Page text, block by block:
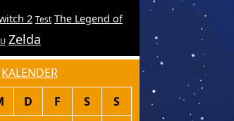
2 Test The Legend of
Zelda
KALENDER
D F S
S